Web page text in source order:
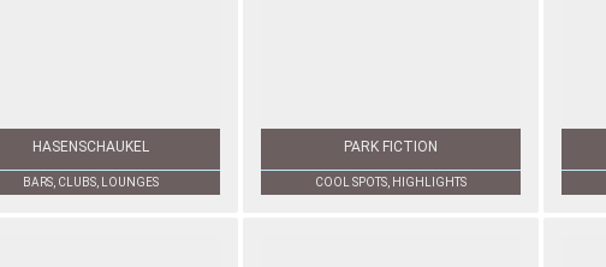
HASENSCHAUKEL
BARS, CLUBS, LOUNGES
PARK FICTION
COOL SPOTS, HIGHLIGHTS